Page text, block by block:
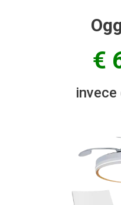
€
invece